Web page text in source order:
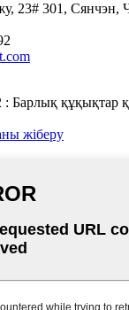
23# 301, Сянчэн,
Барлық құқықтар
жіберу